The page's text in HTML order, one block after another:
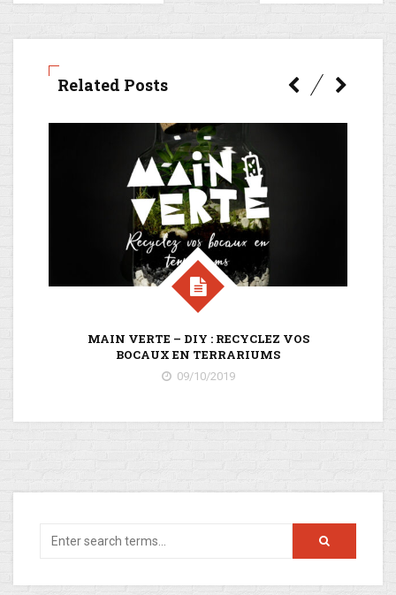
Related Posts
MAIN VERTE – DIY : RECYCLEZ VOS
BOCAUX EN TERRARIUMS
09/10/2019